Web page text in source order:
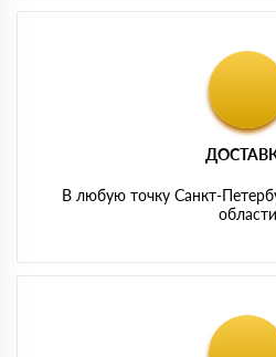
В любую точку Санкт-
области